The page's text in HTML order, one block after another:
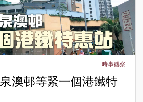
時事觀察
泉澳邨等緊一個港鐵特